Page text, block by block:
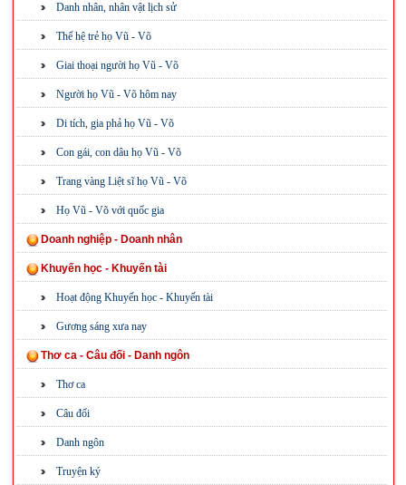
Danh nhân, nhân vật lịch sử
Thế hệ trẻ họ Vũ - Võ
Giai thoại người họ Vũ - Võ
Người họ Vũ - Võ hôm nay
Di tích, gia phả họ Vũ - Võ
Con gái, con dâu họ Vũ - Võ
Trang vàng Liệt sĩ họ Vũ - Võ
Họ Vũ - Võ với quốc gia
Doanh nghiệp - Doanh nhân
Khuyến học - Khuyến tài
Hoạt động Khuyến học - Khuyến tài
Gương sáng xưa nay
Thơ ca - Câu đối - Danh ngôn
Thơ ca
Câu đối
Danh ngôn
Truyện ký